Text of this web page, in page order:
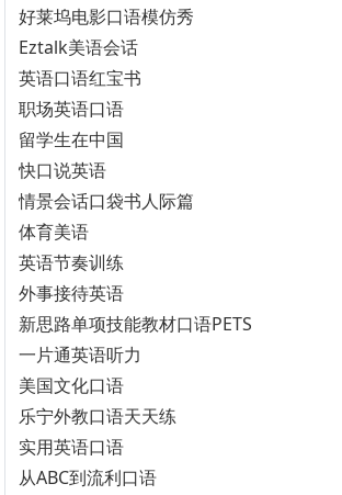
好莱坞电影口语模仿秀
Eztalk美语会话
英语口语红宝书
职场英语口语
留学生在中国
快口说英语
情景会话口袋书人际篇
体育美语
英语节奏训练
外事接待英语
新思路单项技能教材口语PETS
一片通英语听力
美国文化口语
乐宁外教口语天天练
实用英语口语
从ABC到流利口语